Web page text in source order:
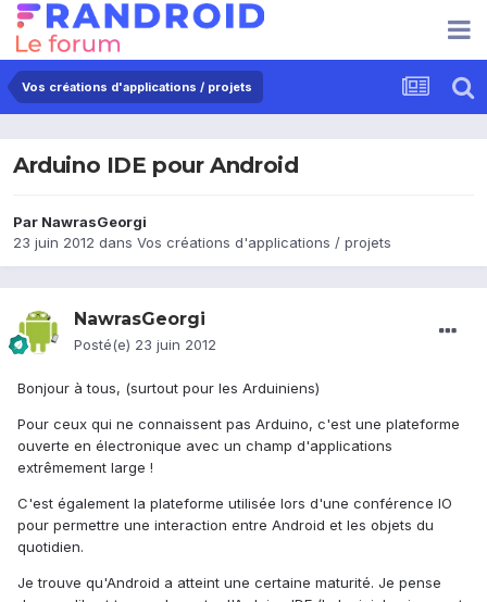
Vos créations d'applications / projets
Arduino IDE pour Android
Par NawrasGeorgi
23 juin 2012 dans Vos créations d'applications / projets
NawrasGeorgi
Posté(e) 23 juin 2012
Bonjour à tous, (surtout pour les Arduiniens)
Pour ceux qui ne connaissent pas Arduino, c'est une plateforme
ouverte en électronique avec un champ d'applications
extrêmement large !
C'est également la plateforme utilisée lors d'une conférence IO
pour permettre une interaction entre Android et les objets du
quotidien.
Je trouve qu'Android a atteint une certaine maturité. Je pense